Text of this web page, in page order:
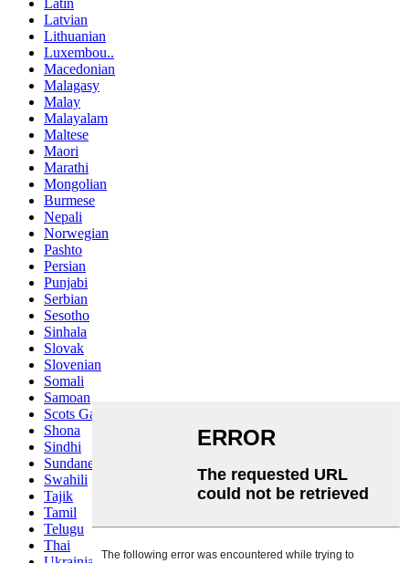
Latin
Latvian
Lithuanian
Luxembou..
Macedonian
Malagasy
Malay
Malayalam
Maltese
Maori
Marathi
Mongolian
Burmese
Nepali
Norwegian
Pashto
Persian
Punjabi
Serbian
Sesotho
Sinhala
Slovak
Slovenian
Somali
Samoan
Scots Gaelic
Shona
Sindhi
Sundanese
Swahili
Tajik
Tamil
Telugu
Thai